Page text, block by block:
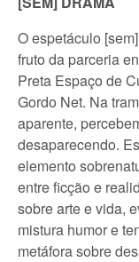
O espetáculo
fruto da parceria
Preta Espaço de
Gordo Net. Na
aparente,
desaparecendo.
elemento
entre ficção e
sobre arte e vida,
mistura humor e
metáfora sobre